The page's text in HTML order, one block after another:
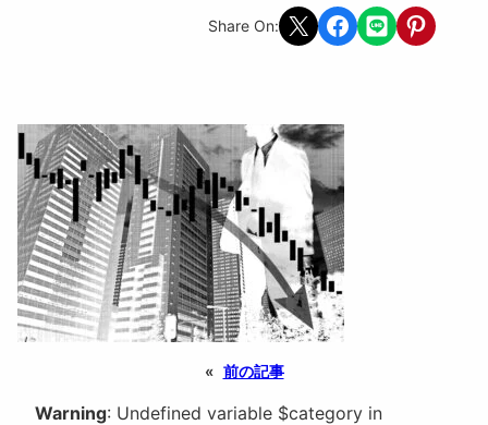
Share On: Share on X Share on Facebook
Share on LINEShare on
« 前の記事
Warning: Undefined variable $category in